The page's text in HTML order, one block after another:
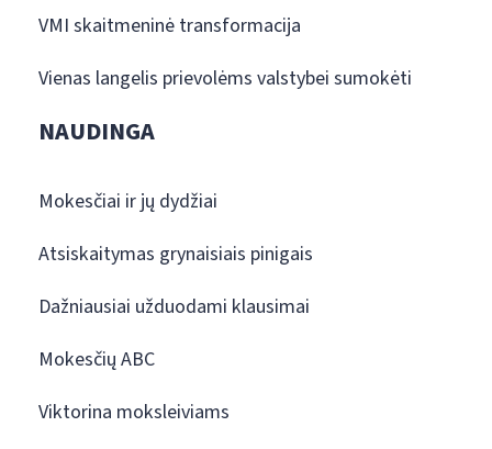
VMI skaitmeninė transformacija
Vienas langelis prievolėms valstybei sumokėti
NAUDINGA
Mokesčiai ir jų dydžiai
Atsiskaitymas grynaisiais pinigais
Dažniausiai užduodami klausimai
Mokesčių ABC
Viktorina moksleiviams